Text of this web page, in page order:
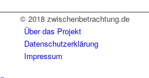
© 2018 zwischenbetrachtung.de
Über das Projekt
Datenschutzerklärung
Impressum